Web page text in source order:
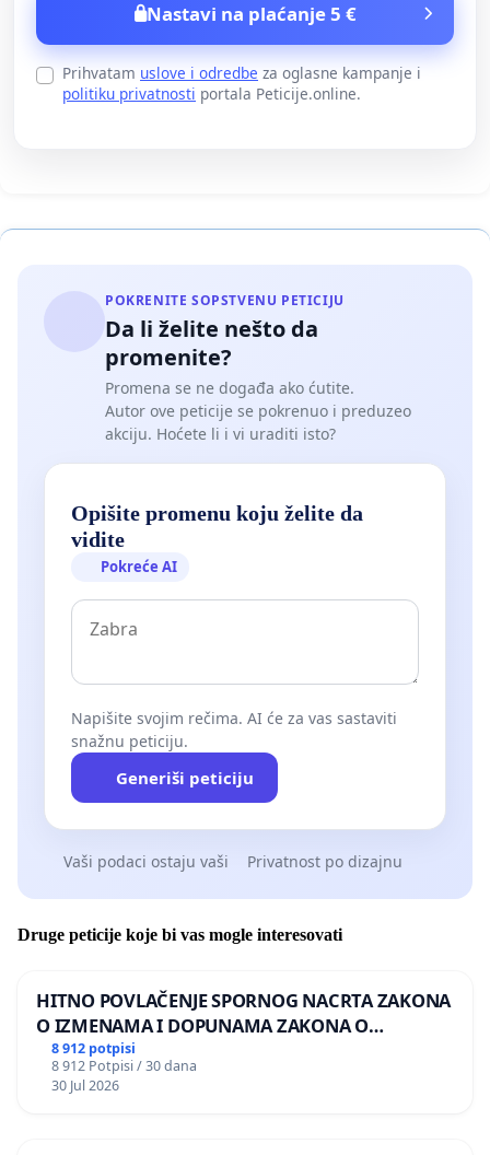
Nastavi na plaćanje 5 €
Prihvatam uslove i odredbe za oglasne kampanje i
politiku privatnosti portala Peticije.online.
POKRENITE SOPSTVENU PETICIJU
Da li želite nešto da
promenite?
Promena se ne događa ako ćutite.
Autor ove peticije se pokrenuo i preduzeo
akciju. Hoćete li i vi uraditi isto?
Opišite promenu koju želite da
vidite
Pokreće AI
Napišite svojim rečima. AI će za vas sastaviti
snažnu peticiju.
Generiši peticiju
Vaši podaci ostaju vaši Privatnost po dizajnu
Druge peticije koje bi vas mogle interesovati
HITNO POVLAČENJE SPORNOG NACRTA ZAKONA
O IZMENAMA I DOPUNAMA ZAKONA O
DOBROBITI ŽIVOTINJA
8 912 potpisi
8 912 Potpisi / 30 dana
30 Jul 2026